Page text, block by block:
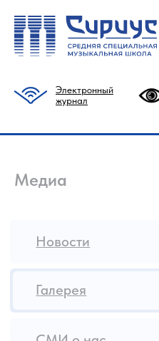
Электронный
журнал
Медиа
СМИ о нас
Новости